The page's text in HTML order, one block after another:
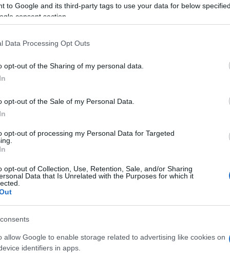
to Google and its third-party tags to use your data for below
consent section.
Data Processing Opt Outs
opt-out of the Sharing of my personal data.
opt-out of the Sale of my Personal Data.
opt-out of processing my Personal Data for Targeted
opt-out of Collection, Use, Retention, Sale, and/or Sharing
Data that Is Unrelated with the Purposes for which it
allow Google to enable storage related to advertising like cookies on
identifiers in apps.
"vörös-vörös" koalíció a repülőtér bezárását
repülőtér nagyszabású kibővítésével tervezett Berlin
hogy ellenkező esetben a BBI jövője is kérdésessé
a lipcsei szövetségi közigazgatási bíróság tavaly
konzervatív CDU és a liberális FDP, valamint a gazdaság
számára biztosít munkahelyet, a jövőben is fontos
Tempelhof az elmúlt évtizedekben, a német történelem
magáncégek repülőgépei, továbbá kisebb mértékben a
az élükön - immár csak egy hatalmas kulturális parkot
vita előzte meg. A konzervatív Angela Merkel kancellár a
Steinmeier külügyminiszter pedig hasonló határozottsággal
Tempelhof mellett a Tegel és az egykori NDK-tól